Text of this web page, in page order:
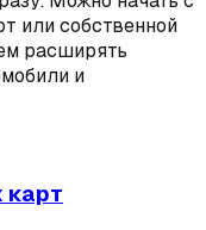
или собственной
расширять
и
карт